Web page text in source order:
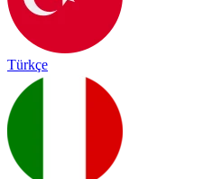
Türkçe